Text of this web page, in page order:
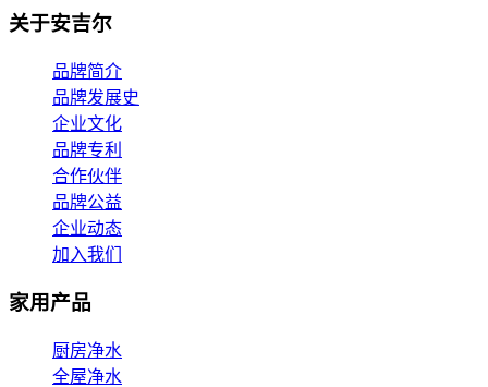
关于安吉尔
品牌简介
品牌发展史
企业文化
品牌专利
合作伙伴
品牌公益
企业动态
加入我们
家用产品
厨房净水
全屋净水